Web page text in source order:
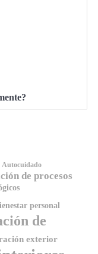
Autocuidado
de procesos
personal
de
exterior